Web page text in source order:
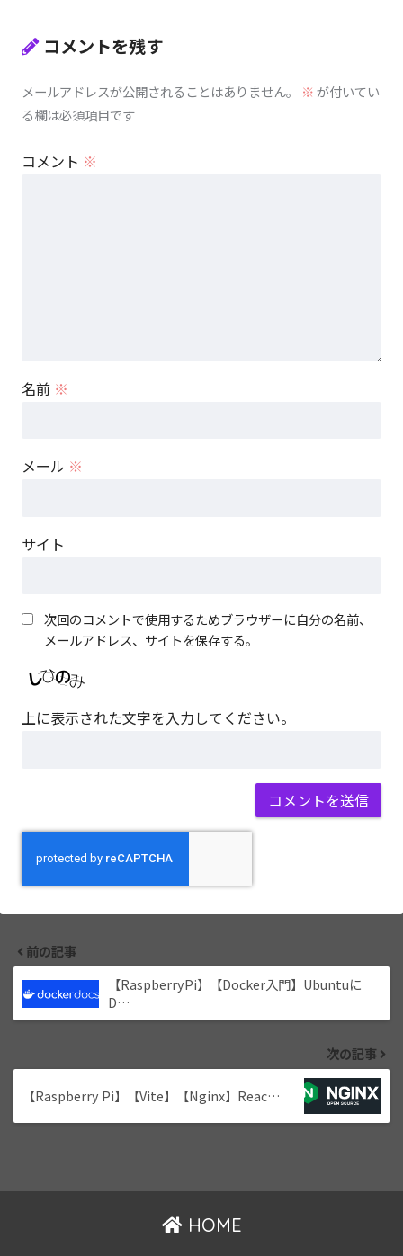
コメントを残す
メールアドレスが公開されることはありません。 ※が付いてい
る欄は必須項目です
コメント ※
名前 ※
メール ※
サイト
次回のコメントで使用するためブラウザーに自分の名前、
メールアドレス、サイトを保存する。
上に表示された文字を入力してください。
前の記事
【RaspberryPi】【Docker入門】Ubuntuに
D…
次の記事
【Raspberry Pi】【Vite】【Nginx】Reac…
HOME